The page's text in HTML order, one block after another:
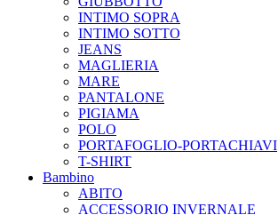
INTIMO SOPRA
INTIMO SOTTO
JEANS
MAGLIERIA
MARE
PANTALONE
PIGIAMA
POLO
PORTAFOGLIO-PORTACHIAVI
T-SHIRT
Bambino
ABITO
ACCESSORIO INVERNALE